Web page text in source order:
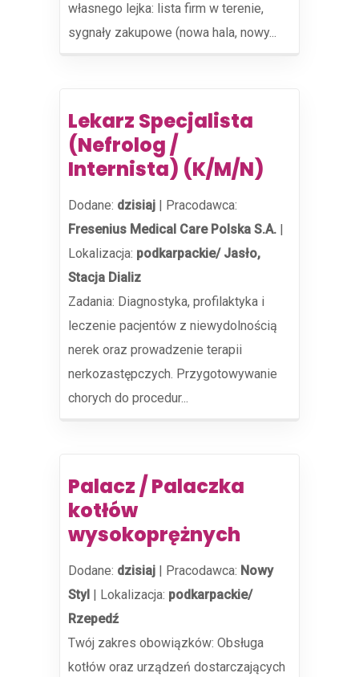
własnego lejka: lista firm w terenie,
sygnały zakupowe (nowa hala, nowy...
Lekarz Specjalista
(Nefrolog /
Internista) (K/M/N)
Dodane: dzisiaj | Pracodawca:
Fresenius Medical Care Polska S.A. |
Lokalizacja: podkarpackie/ Jasło,
Stacja Dializ
Zadania: Diagnostyka, profilaktyka i
leczenie pacjentów z niewydolnością
nerek oraz prowadzenie terapii
nerkozastępczych. Przygotowywanie
chorych do procedur...
Palacz / Palaczka
kotłów
wysokoprężnych
Dodane: dzisiaj | Pracodawca: Nowy
Styl | Lokalizacja: podkarpackie/
Rzepedź
Twój zakres obowiązków: Obsługa
kotłów oraz urządzeń dostarczających